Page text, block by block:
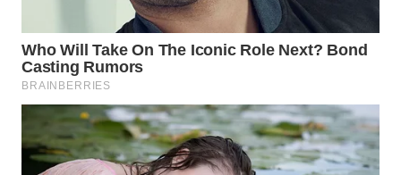
WN
SIMALUNGUN
WN
LABUHANBATU
WN